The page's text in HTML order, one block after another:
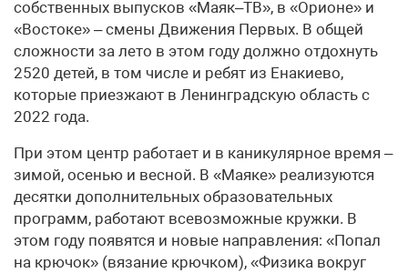
собственных выпусков «Маяк–ТВ», в «Орионе» и
«Востоке» – смены Движения Первых. В общей
сложности за лето в этом году должно отдохнуть
2520 детей, в том числе и ребят из Енакиево,
которые приезжают в Ленинградскую область с
2022 года.
При этом центр работает и в каникулярное время –
зимой, осенью и весной. В «Маяке» реализуются
десятки дополнительных образовательных
программ, работают всевозможные кружки. В
этом году появятся и новые направления: «Попал
на крючок» (вязание крючком), «Физика вокруг